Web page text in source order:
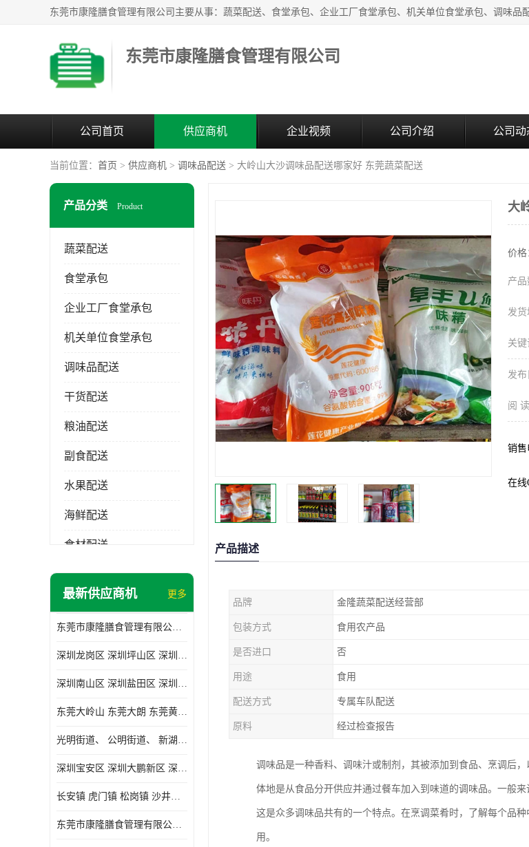
东莞市康隆膳食管理有限公司
公司首页 供应商机 企业视频 公司介绍 公司动
当前位置： 首页 > 供应商机 > 调味品配送 > 大岭山大沙调味品配送哪家好 东莞蔬菜配送
产品分类 Product
蔬菜配送
食堂承包
企业工厂食堂承包
机关单位食堂承包
调味品配送
干货配送
粮油配送
副食配送
水果配送
海鲜配送
食材配送
最新供应商机 更多
东莞市康隆膳食管理有限公司主要经营蔬菜配送 东莞食堂承包 光明蔬菜配送 深圳市食堂承包 深圳市蔬菜配送等业务 欢迎咨询了解
深圳龙岗区 深圳坪山区 深圳光明区 深圳龙华区
深圳南山区 深圳盐田区 深圳福田区 深圳罗湖区 深圳龙岗区
东莞大岭山 东莞大朗 东莞黄江 东莞樟木头 蔬菜配送
光明街道、 公明街道、 新湖街道、
深圳宝安区 深圳大鹏新区 深圳特别合作区
长安镇 虎门镇 松岗镇 沙井镇 公明镇 莞城街道 南城街道 东城街道 万江街道 石碣镇 石龙镇 茶山镇 石排镇 企石镇 横沥镇
东莞市康隆膳食管理有限公司 长安蔬菜配送 虎门蔬菜配送 大岭山蔬菜配送
大
价格
产品
发货
关键
发布
阅
销售
在线
产品描述
品牌 金隆蔬菜配送经营部
包装方式 食用农产品
是否进口 否
用途 食用
配送方式 专属车队配送
原料 经过检查报告
调味品是一种香料、调味汁或制剂，其被添加到食品、烹调后
体地是从食品分开供应并通过餐车加入到味道的调味品。一般
这是众多调味品共有的一个特点。在烹调菜肴时，了解每个品
用。